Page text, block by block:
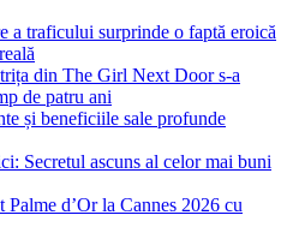
a traficului surprinde o faptă eroică
din The Girl Next Door s‑a
de patru ani
și beneficiile sale profunde
Secretul ascuns al celor mai buni
d’Or la Cannes 2026 cu